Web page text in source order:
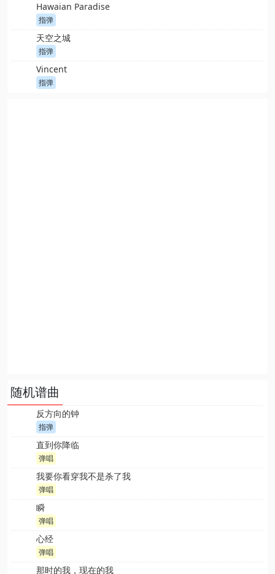
Hawaian Paradise
指弹
天空之城
指弹
Vincent
指弹
随机谱曲
反方向的钟
指弹
直到你降临
弹唱
我要你看穿我不是杀了我
弹唱
瞬
弹唱
心经
弹唱
那时的我，现在的我